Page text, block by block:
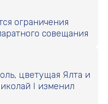
ограничения
совещания
цветущая Ялта и
I изменил